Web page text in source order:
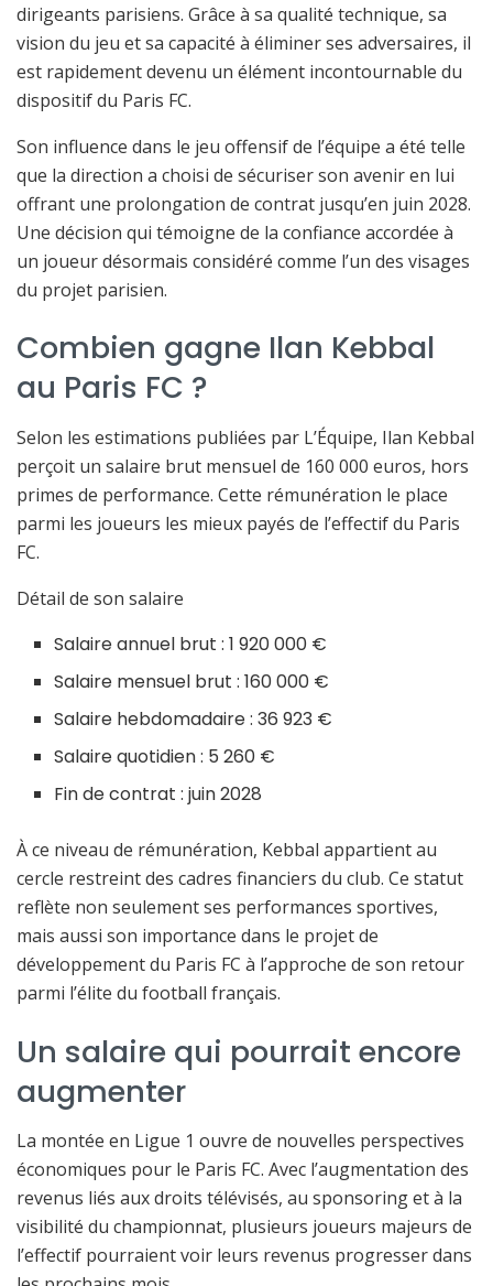
dirigeants parisiens. Grâce à sa qualité technique, sa
vision du jeu et sa capacité à éliminer ses adversaires, il
est rapidement devenu un élément incontournable du
dispositif du Paris FC.
Son influence dans le jeu offensif de l’équipe a été telle
que la direction a choisi de sécuriser son avenir en lui
offrant une prolongation de contrat jusqu’en juin 2028.
Une décision qui témoigne de la confiance accordée à
un joueur désormais considéré comme l’un des visages
du projet parisien.
Combien gagne Ilan Kebbal
au Paris FC ?
Selon les estimations publiées par L’Équipe, Ilan Kebbal
perçoit un salaire brut mensuel de 160 000 euros, hors
primes de performance. Cette rémunération le place
parmi les joueurs les mieux payés de l’effectif du Paris
FC.
Détail de son salaire
Salaire annuel brut : 1 920 000 €
Salaire mensuel brut : 160 000 €
Salaire hebdomadaire : 36 923 €
Salaire quotidien : 5 260 €
Fin de contrat : juin 2028
À ce niveau de rémunération, Kebbal appartient au
cercle restreint des cadres financiers du club. Ce statut
reflète non seulement ses performances sportives,
mais aussi son importance dans le projet de
développement du Paris FC à l’approche de son retour
parmi l’élite du football français.
Un salaire qui pourrait encore
augmenter
La montée en Ligue 1 ouvre de nouvelles perspectives
économiques pour le Paris FC. Avec l’augmentation des
revenus liés aux droits télévisés, au sponsoring et à la
visibilité du championnat, plusieurs joueurs majeurs de
l’effectif pourraient voir leurs revenus progresser dans